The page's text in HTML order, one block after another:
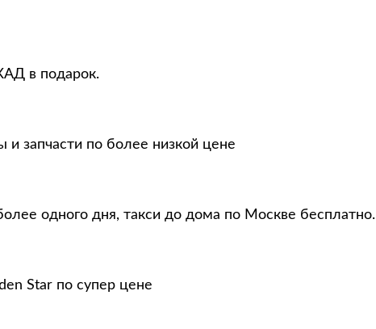
в подарок.
и запчасти по более низкой цене
одного дня, такси до дома по Москве бесплатно.
Star по супер цене